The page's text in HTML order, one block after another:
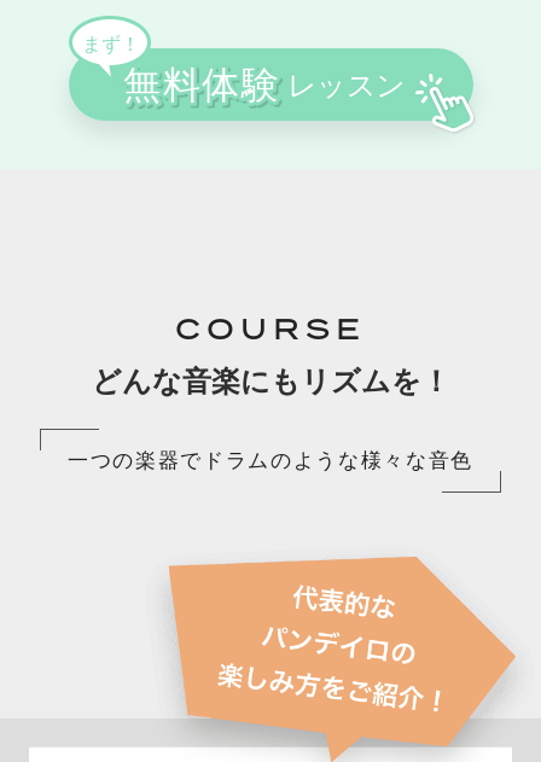
COURSE
どんな音楽にもリズムを！
一つの楽器でドラムのような様々な音色